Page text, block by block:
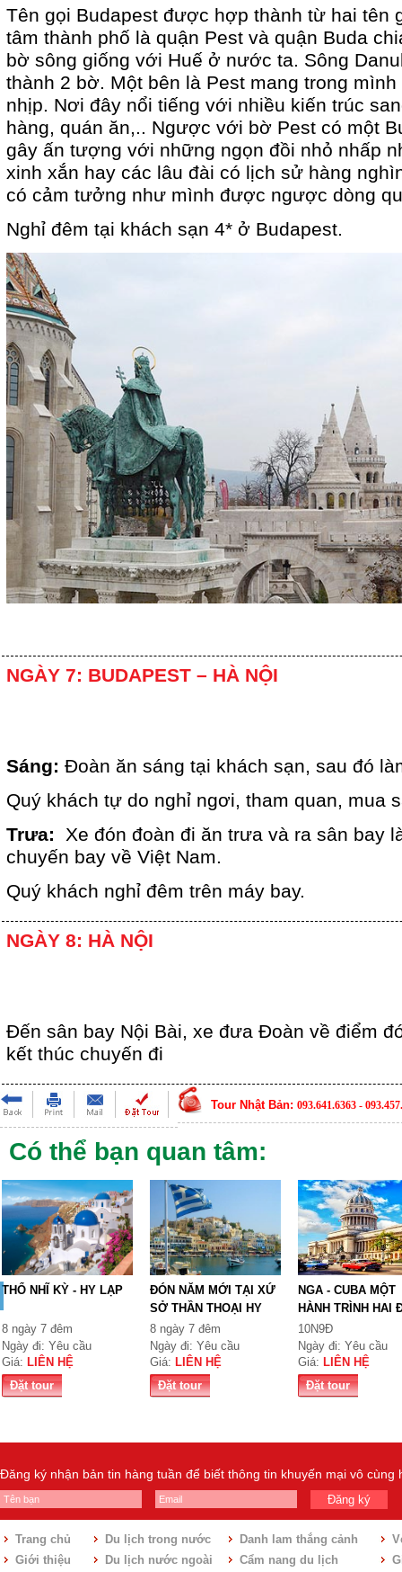
Tên gọi Budapest được hợp thành từ hai tên
tâm thành phố là quận Pest và quận Buda
bờ sông giống với Huế ở nước ta. Sông
thành 2 bờ. Một bên là Pest mang trong
nhịp. Nơi đây nổi tiếng với nhiều kiến trúc
hàng, quán ăn,.. Ngược với bờ Pest có một
gây ấn tượng với những ngọn đồi nhỏ nhấp
xinh xắn hay các lâu đài có lịch sử hàng
có cảm tưởng như mình được ngược dòng
Nghỉ đêm tại khách sạn 4* ở Budapest.
NGÀY 7: BUDAPEST – HÀ NỘI
Sáng: Đoàn ăn sáng tại khách sạn, sau đó
Quý khách tự do nghỉ ngơi, tham quan, mua
Trưa: Xe đón đoàn đi ăn trưa và ra sân bay
chuyến bay về Việt Nam.
Quý khách nghỉ đêm trên máy bay.
NGÀY 8: HÀ NỘI
Đến sân bay Nội Bài, xe đưa Đoàn về điểm
kết thúc chuyến đi
Tour Nhật Bản: 093.641.6363 -
Có thể bạn quan tâm:
THỔ NHĨ KỲ - HY LẠP
8 ngày 7 đêm
Ngày đi: Yêu cầu
Giá: LIÊN HỆ
Đặt tour
ĐÓN NĂM MỚI TẠI XỨ
SỞ THẦN THOẠI HY
LẠ...
8 ngày 7 đêm
Ngày đi: Yêu cầu
Giá: LIÊN HỆ
Đặt tour
NGA - CUBA MỘT
HÀNH TRÌNH HAI
ĐẾN
10N9Đ
Ngày đi: Yêu cầu
Giá: LIÊN HỆ
Đặt tour
Đăng ký nhận bản tin hàng tuần để biết thông tin khuyến mại vô cùng
Đăng ký
Trang chủ
Giới thiệu
Du lịch trong nước
Du lịch nước ngoài
Danh lam thắng cảnh
Cẩm nang du lịch